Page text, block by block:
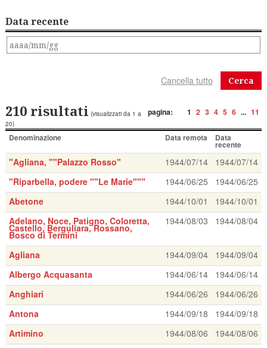
Data recente
Cerca
pagina: 1 2 3 4 5 6 ... 11
210 risultati (visualizzati da 1 a
20)
Denominazione Data remota Data
recente
"Agliana, ""Palazzo Rosso" 1944/07/14
1944/07/14
"Riparbella, podere ""Le Marie"""
1944/06/25
1944/06/25
Abetone
1944/10/01
1944/10/01
Adelano, Noce, Patigno, Coloretta,
Castello, Berguliara, Rossano,
Bosco di Termini
1944/08/03 1944/08/04
Agliana 1944/09/04
1944/09/04
Albergo Acquasanta
1944/06/14
1944/06/14
Anghiari
1944/06/26
1944/06/26
Antona
1944/09/18
1944/09/18
Artimino
1944/08/06
1944/08/06